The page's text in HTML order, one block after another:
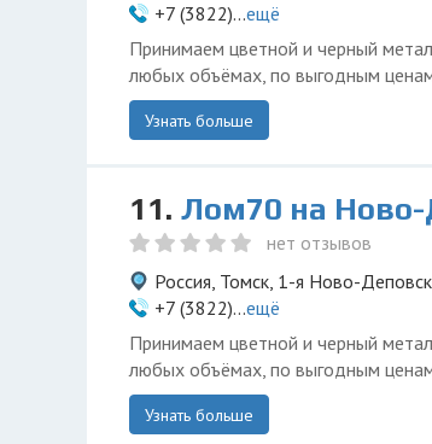
+7 (3822)...ещё
Принимаем цветной и черный
любых объёмах, по выгодным
Узнать больше
11. Лом70 на Ново-
нет отзывов
Россия, Томск, 1-я Ново-
+7 (3822)...ещё
Принимаем цветной и черный
любых объёмах, по выгодным
Узнать больше